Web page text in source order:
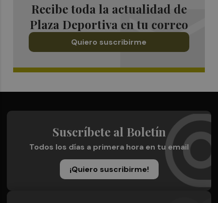
Recibe toda la actualidad de
Plaza Deportiva en tu correo
Quiero suscribirme
Suscríbete al Boletín
Todos los días a primera hora en tu email
¡Quiero suscribirme!